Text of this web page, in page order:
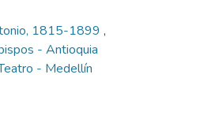
1815-1899 ,
- Antioquia
- Medellín